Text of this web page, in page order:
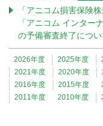
「アニコム損害保険
「アニコム インター
の予備審査終了につい
2026年度 2025年度
2021年度
2020年度
2016年度
2015年度
2011年度
2010年度